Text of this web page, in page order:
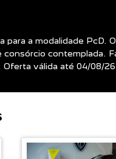
para a modalidade PcD.
contemplada.
válida até 04/08/